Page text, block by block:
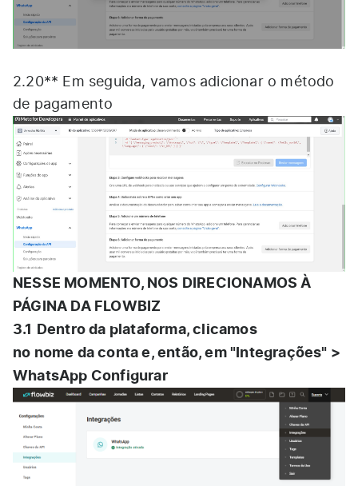
2.20** Em seguida, vamos adicionar o método
de pagamento
NESSE MOMENTO, NOS DIRECIONAMOS À
PÁGINA DA FLOWBIZ
3.1 Dentro da plataforma, clicamos
no nome da conta e, então, em "Integrações" >
WhatsApp Configurar